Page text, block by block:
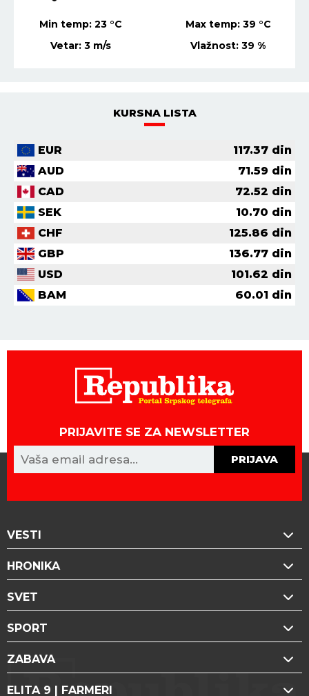
Min temp:23 °C Max temp: 39 °C
Vetar:3 m/s Vlažnost:39 %
KURSNA LISTA
EUR 117.37 din
AUD
71.59 din
CAD
72.52 din
SEK
10.70 din
CHF
125.86 din
GBP
136.77 din
USD
101.62 din
BAM
60.01 din
PRIJAVITE SE ZA NEWSLETTER
PRIJAVA
VESTI
HRONIKA
SVET
SPORT
ZABAVA
ELITA 9 | FARMERI